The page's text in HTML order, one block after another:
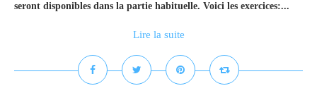
seront disponibles dans la partie habituelle. Voici les exercices:...
Lire la suite